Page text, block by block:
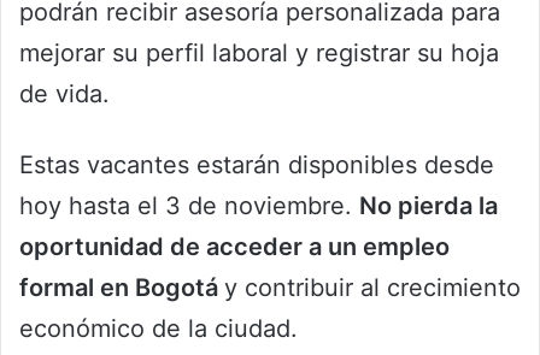
podrán recibir asesoría personalizada para
mejorar su perfil laboral y registrar su hoja
de vida.
Estas vacantes estarán disponibles desde
hoy hasta el 3 de noviembre. No pierda la
oportunidad de acceder a un empleo
formal en Bogotá y contribuir al crecimiento
económico de la ciudad.